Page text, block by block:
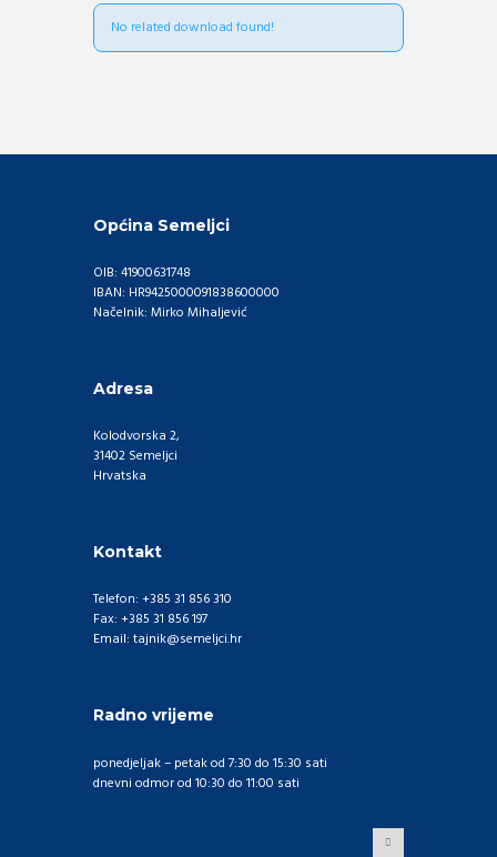
No related download found!
Općina Semeljci
OIB: 41900631748
IBAN: HR9425000091838600000
Načelnik: Mirko Mihaljević
Adresa
Kolodvorska 2,
31402 Semeljci
Hrvatska
Kontakt
Telefon: +385 31 856 310
Fax: +385 31 856 197
Email: tajnik@semeljci.hr
Radno vrijeme
ponedjeljak – petak od 7:30 do 15:30 sati
dnevni odmor od 10:30 do 11:00 sati